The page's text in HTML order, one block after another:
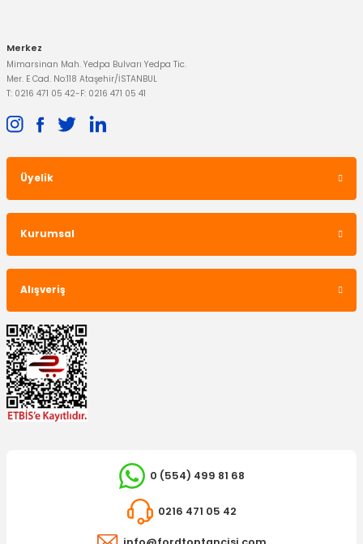
Debriyaj Pedal Müşürü Kuga
999,00 TL
Hız Kontrol Müşürü Kuga
663,45 TL
920,82 TL
Merkez
Mimarsinan Mah. Yedpa Bulvarı Yedpa Tic.
Mer. E Cad. No:118 Ataşehir/İSTANBUL
T: 0216 471 05 42-F: 0216 471 05 41
Üyelik
Kurumsal
Alışveriş
0 (554) 499 81 68
0216 471 05 42